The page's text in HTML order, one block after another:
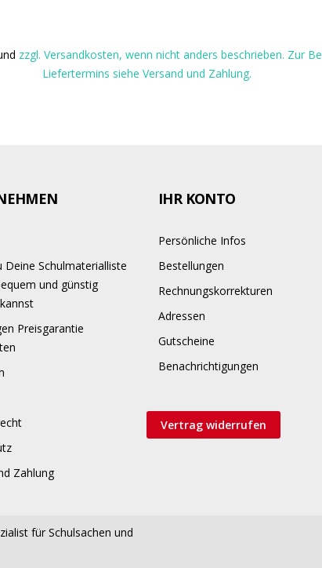
zzgl. Versandkosten, wenn nicht anders beschrieben. Zur
Liefertermins siehe Versand und Zahlung.
Deine Schulmaterialliste
und günstig
Preisgarantie
Zahlung
IHR KONTO
Persönliche Infos
Bestellungen
Rechnungskorrekturen
Adressen
Gutscheine
Benachrichtigungen
Vertrag widerrufen
für Schulsachen und